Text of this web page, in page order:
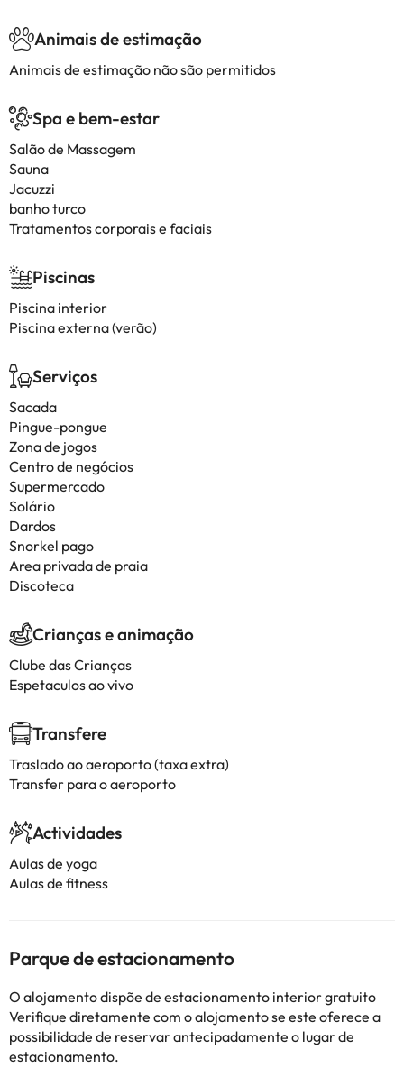
Animais de estimação
Animais de estimação não são permitidos
Spa e bem-estar
Salão de Massagem
Sauna
Jacuzzi
banho turco
Tratamentos corporais e faciais
Piscinas
Piscina interior
Piscina externa (verão)
Serviços
Sacada
Pingue-pongue
Zona de jogos
Centro de negócios
Supermercado
Solário
Dardos
Snorkel pago
Area privada de praia
Discoteca
Crianças e animação
Clube das Crianças
Espetaculos ao vivo
Transfere
Traslado ao aeroporto (taxa extra)
Transfer para o aeroporto
Actividades
Aulas de yoga
Aulas de fitness
Parque de estacionamento
O alojamento dispõe de estacionamento interior gratuito
Verifique diretamente com o alojamento se este oferece a
possibilidade de reservar antecipadamente o lugar de
estacionamento.